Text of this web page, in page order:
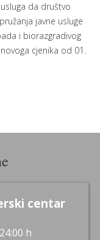
da društvo
javne usluge
i biorazgradivog
cjenika od 01.
centar
h